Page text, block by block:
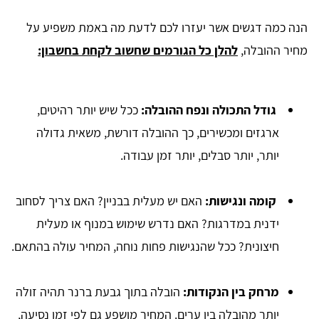
הנה כמה דגשים אשר יעזרו לכם לדעת מה באמת משפיע על
מחיר ההובלה, להלן כל הגורמים שחשוב לקחת בחשבון:
גודל התכולה ונפח ההובלה: ככל שיש יותר רהיטים,
ארגזים ומכשירים, כך ההובלה דורשת, משאית גדולה
יותר, יותר סבלים, יותר זמן עבודה.
קומה ונגישות: האם יש מעלית בבניין? האם צריך לסחוב
ידנית במדרגות? האם נדרש שימוש במנוף או מעלית
חיצונית? ככל שהנגישות פחות נוחה, המחיר עולה בהתאם.
מרחק בין הנקודות: הובלה בתוך גבעת ברנר תהיה זולה
יותר מהובלה בין ערים. המחיר מושפע גם לפי זמן נסיעה,